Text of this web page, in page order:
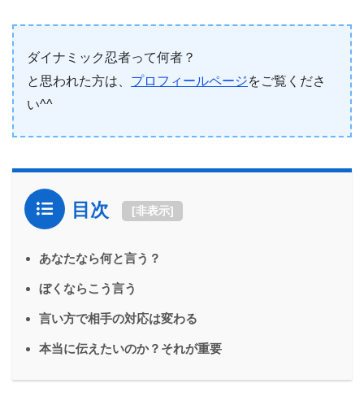
ダイナミック忍者って何者？
と思われた方は、 プロフィールページをご覧くださ
い^^
目次 [非表示]
あなたなら何と言う？
ぼくならこう言う
言い方で相手の対応は変わる
本当に伝えたいのか？それが重要